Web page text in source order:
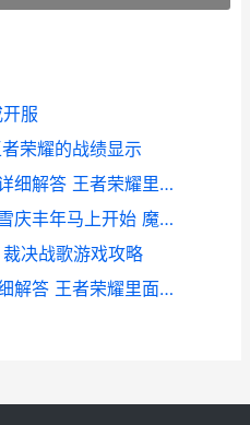
服
荣耀的战绩显示
《王者》贵族等级及积分详细解答 王者荣耀里的贵族等级
最新幻魂《魔域口袋版》雪庆丰年马上开始 魔域幻魂武器大全血族
决战歌游戏攻略
《王者》段位等级顺序详细解答 王者荣耀里面段位等级是什么数字